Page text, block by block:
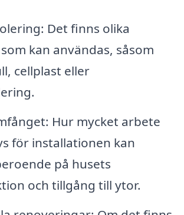
Det finns olika
kan användas, såsom
cellplast eller
Hur mycket arbete
för installationen kan
på husets
och tillgång till ytor.